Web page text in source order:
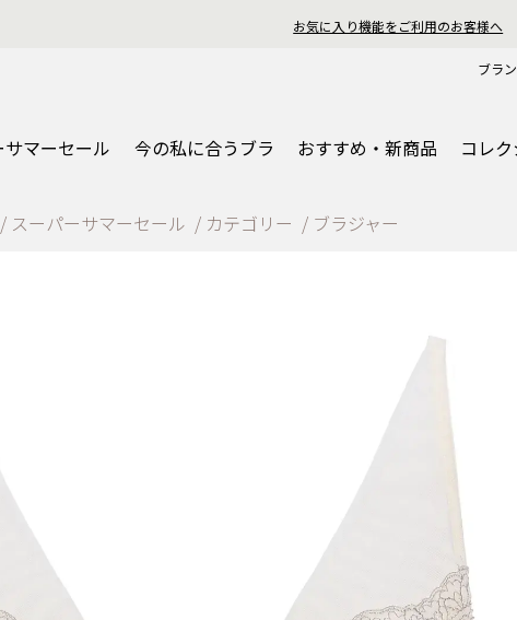
おうち
ブラ
マーセール 今の私に合うブラ おすすめ・新商品 コレ
スーパーサマーセール カテゴリー ブラジャー